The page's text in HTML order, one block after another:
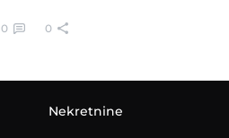
0 0
Nekretnine